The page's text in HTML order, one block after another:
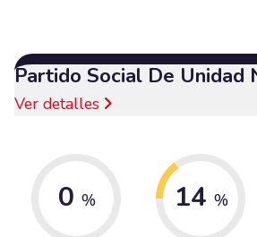
Partido Social De Unidad
Ver detalles
0 % 14 %